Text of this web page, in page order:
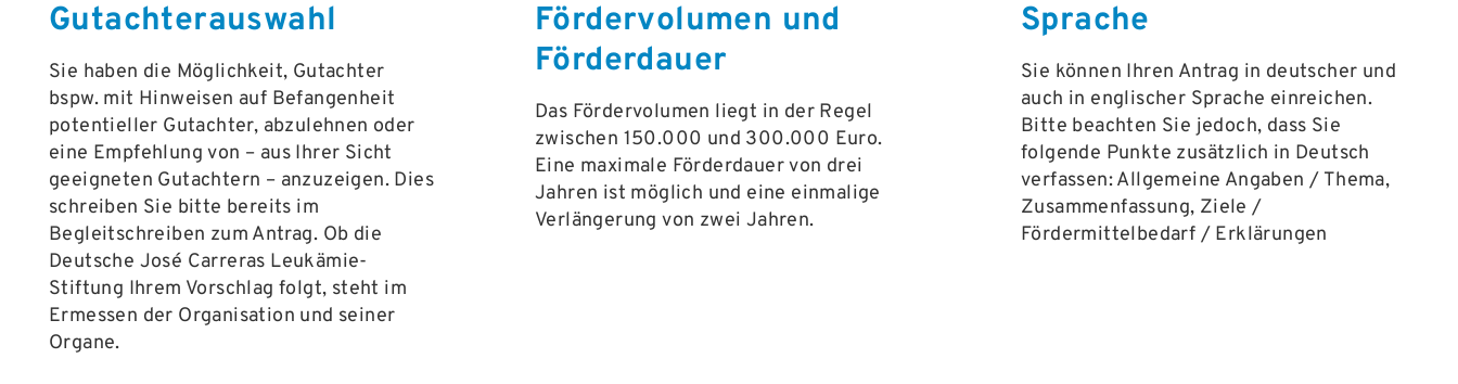
Gutachterauswahl
Sie haben die Möglichkeit, Gutachter
bspw. mit Hinweisen auf Befangenheit
potentieller Gutachter, abzulehnen oder
eine Empfehlung von – aus Ihrer Sicht
geeigneten Gutachtern – anzuzeigen. Dies
schreiben Sie bitte bereits im
Begleitschreiben zum Antrag. Ob die
Deutsche José Carreras Leukämie-
Stiftung Ihrem Vorschlag folgt, steht im
Ermessen der Organisation und seiner
Organe.
Fördervolumen und
Förderdauer
Das Fördervolumen liegt in der Regel
zwischen 150.000 und 300.000 Euro.
Eine maximale Förderdauer von drei
Jahren ist möglich und eine einmalige
Verlängerung von zwei Jahren.
Sprache
Sie können Ihren Antrag in deutscher und
auch in englischer Sprache einreichen.
Bitte beachten Sie jedoch, dass Sie
folgende Punkte zusätzlich in Deutsch
verfassen: Allgemeine Angaben / Thema,
Zusammenfassung, Ziele /
Fördermittelbedarf / Erklärungen